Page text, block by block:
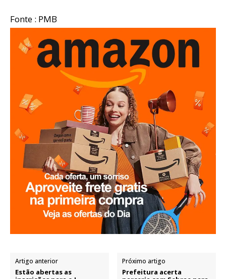
Fonte : PMB
Artigo anterior
Estão abertas as
Próximo artigo
Prefeitura acerta